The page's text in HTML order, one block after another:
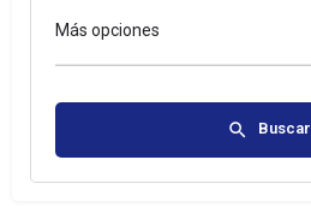
Más opciones
Buscar